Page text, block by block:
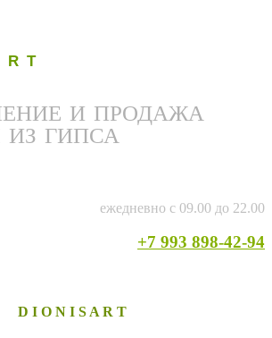
R T
И ПРОДАЖА
ГИПСА
ежедневно с 09.00 до 22.00
+7 993 898-42-94
D I O N I S A R T